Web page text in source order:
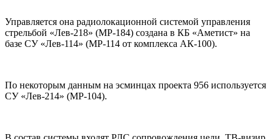
Управляется она радиолокационной системой управления
стрельбой «Лев-218» (МР-184) создана в КБ «Аметист» на
базе СУ «Лев-114» (МР-114 от комплекса АК-100).
По некоторым данным на эсминцах проекта 956 используется
СУ «Лев-214» (МР-104).